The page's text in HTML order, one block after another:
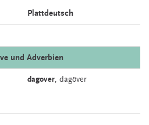
Plattdeutsch
und Adverbien
dagover, dagöver